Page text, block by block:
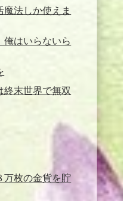
法しか使えま
俺はいらないら
終末世界で無双
万枚の金貨を貯